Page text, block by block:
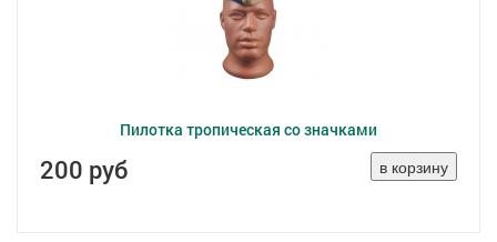
Пилотка тропическая со значками
200 руб